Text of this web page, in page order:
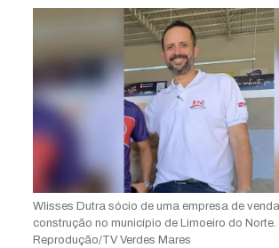
Wlisses Dutra sócio de uma empresa de
construção no município de Limoeiro do
Reprodução/TV Verdes Mares